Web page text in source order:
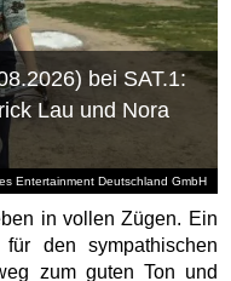
Entertainment Deutschland GmbH
bei SAT.1:
Lau und Nora
in vollen Zügen. Ein
den sympathischen
zum guten Ton und